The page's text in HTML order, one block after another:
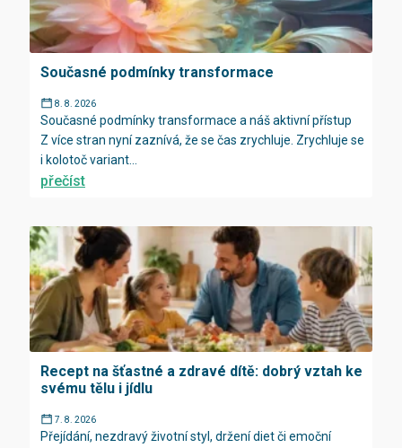
Současné podmínky transformace
8. 8. 2026
Současné podmínky transformace a náš aktivní přístup
Z více stran nyní zaznívá, že se čas zrychluje. Zrychluje se
i kolotoč variant...
přečíst
Recept na šťastné a zdravé dítě: dobrý vztah ke
svému tělu i jídlu
7. 8. 2026
Přejídání, nezdravý životní styl, držení diet či emoční